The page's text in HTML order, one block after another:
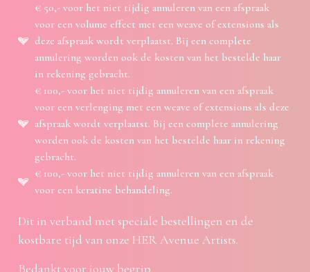
€ 50,- voor het niet tijdig annuleren van een afspraak
voor een volume effect met een weave of extensions als
deze afspraak wordt verplaatst. Bij een complete
annulering worden ook de kosten van het bestelde haar
in rekening gebracht.
€ 100,- voor het niet tijdig annuleren van een afspraak
voor een verlenging met een weave of extensions als deze
afspraak wordt verplaatst. Bij een complete annulering
worden ook de kosten van het bestelde haar in rekening
gebracht.
€ 100,- voor het niet tijdig annuleren van een afspraak
voor een keratine behandeling.
Dit in verband met speciale bestellingen en de
kostbare tijd van onze HER Avenue Artists.
Bedankt voor jouw begrip.